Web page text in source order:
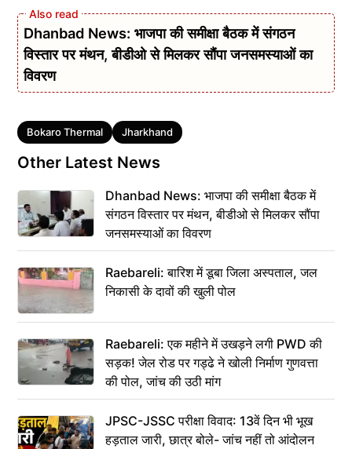
Dhanbad News: भाजपा की समीक्षा बैठक में संगठन
विस्तार पर मंथन, बीडीओ से मिलकर सौंपा जनसमस्याओं का
विवरण
Tags
Bokaro Thermal Jharkhand
Other Latest News
Dhanbad News: भाजपा की समीक्षा बैठक में
संगठन विस्तार पर मंथन, बीडीओ से मिलकर सौंपा
जनसमस्याओं का विवरण
Raebareli: बारिश में डूबा जिला अस्पताल, जल
निकासी के दावों की खुली पोल
Raebareli: एक महीने में उखड़ने लगी PWD की
सड़क! जेल रोड पर गड्ढे ने खोली निर्माण गुणवत्ता
की पोल, जांच की उठी मांग
JPSC-JSSC परीक्षा विवाद: 13वें दिन भी भूख
हड़ताल जारी, छात्र बोले- जांच नहीं तो आंदोलन